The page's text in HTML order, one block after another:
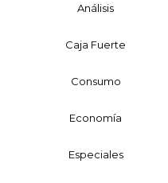
Análisis
Caja Fuerte
Consumo
Economía
Especiales